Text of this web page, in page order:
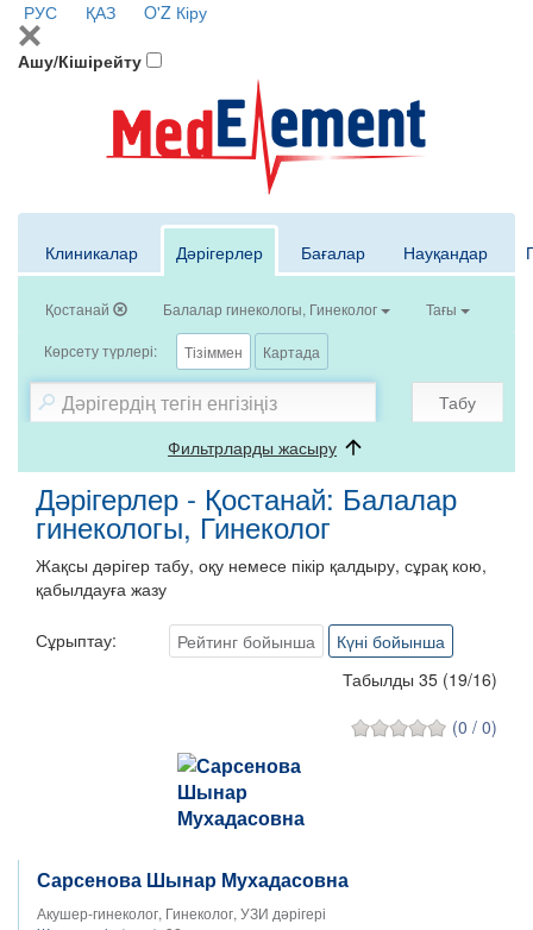
РУС ҚАЗ O'Z Кіру
Ашу/Кішірейту
Клиникалар Дәрігерлер Бағалар Науқандар
Қостанай Балалар гинекологы, Гинеколог Тағы
Көрсету түрлері: Тізіммен Картада
Табу
Фильтрларды жасыру
Дәрігерлер - Қостанай: Балалар
гинекологы, Гинеколог
Жақсы дәрігер табу, оқу немесе пікір қалдыру, сұрақ кою,
қабылдауға жазу
Сұрыптау: Рейтинг бойынша
Күні бойынша
Табылды 35 (19/16)
(0 / 0)
Сарсенова Шынар Мухадасовна
Акушер-гинеколог, Гинеколог, УЗИ дәрігері